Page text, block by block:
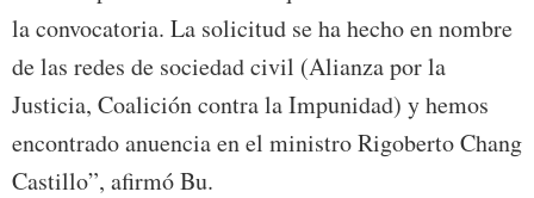
la convocatoria. La solicitud se ha hecho en nombre
de las redes de sociedad civil (Alianza por la
Justicia, Coalición contra la Impunidad) y hemos
encontrado anuencia en el ministro Rigoberto Chang
Castillo”, afirmó Bu.